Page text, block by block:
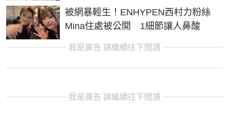
被網暴輕生！ENHYPEN西村力粉絲
Mina住處被公開 1細節讓人鼻酸
我是廣告 請繼續往下閱讀
我是廣告 請繼續往下閱讀